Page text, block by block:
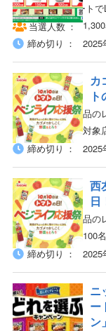
対象商品のレシート
当選人数
締め切り
2025
カ
対象店舗&対象商品の
当選人数
対象
締め切り
2025
西
日
対象店舗&対象商品の
当選人数
100
締め切り
2025
ニ
ー
ン」